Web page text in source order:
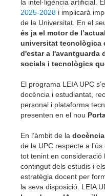
la intel·ligència artificial.
2025-2028 i implicarà
de la Universitat. En el
és ja el motor de
universitat tecnològica
d'estar a l'avantguarda
socials i tecnològics
El programa LEIA UPC
docència i estudiantat,
personal i plataforma
presenten en el nou
En l’àmbit de la docència
de la UPC respecte a
tot tenint en consideració
contingut dels estudis i
estratègia docent per
la seva disposició. LEIA